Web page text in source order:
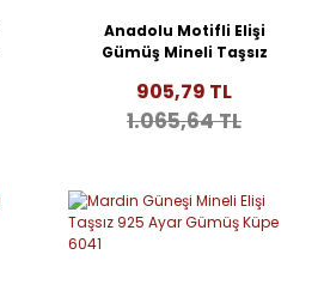
Anadolu Motifli Elişi
Gümüş Mineli Taşsız
905,79 TL
1.065,64 TL